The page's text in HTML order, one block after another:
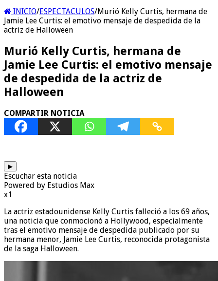
INICIO/ESPECTACULOS/Murió Kelly Curtis, hermana de
Jamie Lee Curtis: el emotivo mensaje de despedida de la
actriz de Halloween
Murió Kelly Curtis, hermana de
Jamie Lee Curtis: el emotivo mensaje
de despedida de la actriz de
Halloween
COMPARTIR NOTICIA
▶
Escuchar esta noticia
Powered by Estudios Max
x1
La actriz estadounidense Kelly Curtis falleció a los 69 años,
una noticia que conmocionó a Hollywood, especialmente
tras el emotivo mensaje de despedida publicado por su
hermana menor, Jamie Lee Curtis, reconocida protagonista
de la saga Halloween.